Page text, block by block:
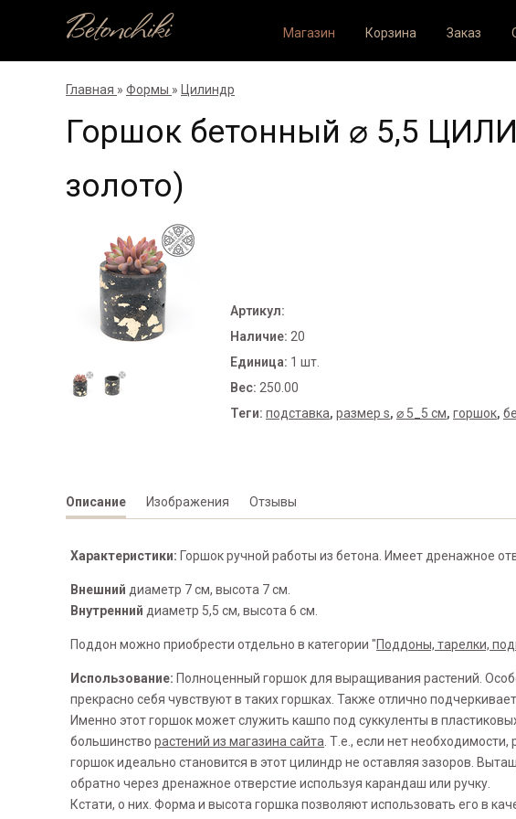
Betonchiki Магазин Корзина Заказ
Главная » Формы » Цилиндр
Горшок бетонный ⌀ 5,5
золото)
Артикул:
Наличие: 20
Единица: 1 шт.
Вес: 250.00
Теги: подставка, размер s, ⌀ 5_5 см, горшок,
Описание Изображения Отзывы
Характеристики: Горшок ручной работы из бетона. Имеет дренажное
Внешний диаметр 7 см, высота 7 см.
Внутренний диаметр 5,5 см, высота 6 см.
Поддон можно приобрести отдельно в категории "Поддоны, тарелки,
Использование: Полноценный горшок для выращивания растений.
прекрасно себя чувствуют в таких горшках. Также отлично
Именно этот горшок может служить кашпо под суккуленты в
большинство растений из магазина сайта . Т.е., если нет
горшок идеально становится в этот цилиндр не оставляя зазоров.
обратно через дренажное отверстие используя карандаш или ручку.
Кстати, о них. Форма и высота горшка позволяют использовать его в